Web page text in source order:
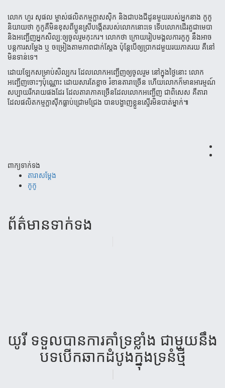
លោក ហួរ សុផល ម្ចាស់ផលិតកម្មក្លាសស៊ិក និងជាបងជីដូនមួយរបស់អ្នកនាង កូកូ
និយាយថា កូកូ​គឺមិនខុស​ពីប្អូនស្រី​បង្កើត​របស់​លោកនោះទេ ទើបលោកដើរតួជាមេបា
និងអញ្ជើញអ្នកសិល្ប:ឲ្យចូលរួមកុះករ។ លោកថា ក្រោយរៀបមង្គលការកូកូ នឹងអាច
បន្តការសម្ដែង ឬ ចម្រៀងតាមភាពជាក់ស្ដែង ប៉ុន្តែបើឲ្យប្រាកដមួយរយភាគរយ គឺនៅ
មិនទាន់ទេ។
ដោយឡែកសម្រាប់សិល្បករ ដែលលោកអញ្ជើញឲ្យចូលរួម នៅក្នុងថ្ងៃនោះ លោក
អញ្ជើញចោះៗប៉ុណ្ណោះ ដោយសារតែខ្លាច រំ​ខាន​តារាច្រើន ហើយលោកក៏មានអារម្មណ៍
សប្បាយរីករាយផងដែរ ដែលតារាភាគច្រើនដែលលោកអញ្ជើញ ជាពិសេស គឺតា​រា​
ដែលផលិតកម្មក្លាស៊ីកធ្លាប់ជ្រោមជ្រែង បានបង្ហាញខ្លួនស្ទើរមិនបាត់ម្នាក់៕
ពាក្យទាក់ទង
តារាសម្តែង
កូកូ
ព័ត៌មាន​ទាក់​ទង
យូរី​ ទទួល​បាន​ការ​គាំទ្រ​ខ្លាំង​ ជាមួយ​នឹង​
បទ​បើក​ឆាក​ដំបូង​​ក្នុង​ទ្រនំ​ថ្មី​